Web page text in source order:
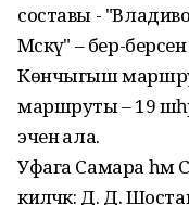
составы -
Мәскәү" – бер-
Көнчыгыш
маршруты – 19
эченә ала.
Уфага Самара һәм
киләчәк: Д. Д.